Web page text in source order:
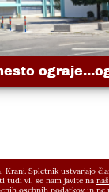
Kranj. Spletnik ustvarjajo
tudi vi, se nam javite na
osebnih podatkov in